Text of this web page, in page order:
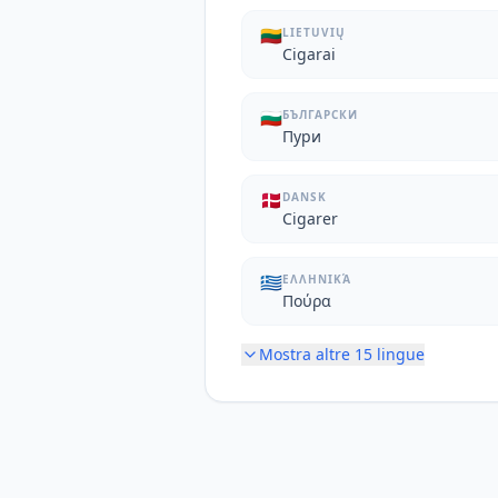
🇱🇹LIETUVIŲ
Cigarai
🇧🇬БЪЛГАРСКИ
Пури
🇩🇰 DANSK
Cigarer
🇬🇷ΕΛΛΗΝΙΚΆ
Πούρα
Mostra altre 15 lingue